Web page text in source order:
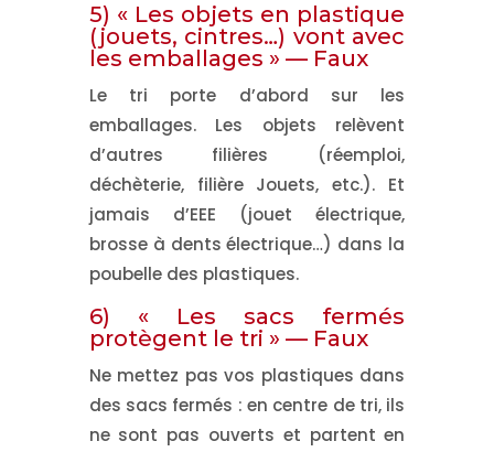
5) « Les objets en plastique
(jouets, cintres…) vont avec
les emballages » — Faux
Le tri porte d’abord sur les
emballages. Les objets relèvent
d’autres filières (réemploi,
déchèterie, filière Jouets, etc.). Et
jamais d’EEE (jouet électrique,
brosse à dents électrique…) dans la
poubelle des plastiques.
6) « Les sacs fermés
protègent le tri » — Faux
Ne mettez pas vos plastiques dans
des sacs fermés : en centre de tri, ils
ne sont pas ouverts et partent en